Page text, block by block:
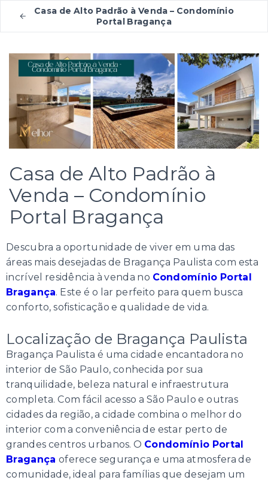
Casa de Alto Padrão à Venda – Condomínio
Portal Bragança
Casa de Alto Padrão à
Venda – Condomínio
Portal Bragança
Descubra a oportunidade de viver em uma das
áreas mais desejadas de Bragança Paulista com esta
incrível residência à venda no Condomínio Portal
Bragança. Este é o lar perfeito para quem busca
conforto, sofisticação e qualidade de vida.
Localização de Bragança Paulista
Bragança Paulista é uma cidade encantadora no
interior de São Paulo, conhecida por sua
tranquilidade, beleza natural e infraestrutura
completa. Com fácil acesso a São Paulo e outras
cidades da região, a cidade combina o melhor do
interior com a conveniência de estar perto de
grandes centros urbanos. O Condomínio Portal
Bragança oferece segurança e uma atmosfera de
comunidade, ideal para famílias que desejam um